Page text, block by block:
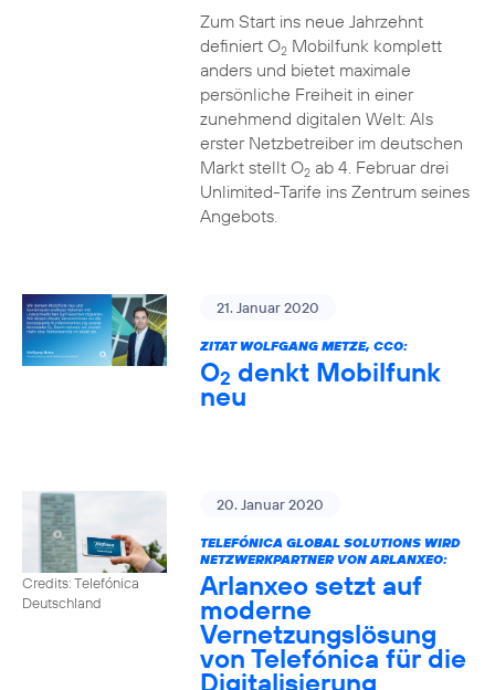
Zum Start ins neue Jahrzehnt
definiert O2Mobilfunk komplett
anders und bietet maximale
persönliche Freiheit in einer
zunehmend digitalen Welt: Als
erster Netzbetreiber im deutschen
Markt stellt O2ab 4. Februar drei
Unlimited-Tarife ins Zentrum seines
Angebots.
21. Januar 2020
ZITAT WOLFGANG METZE, CCO:
O2 denkt Mobilfunk
neu
Credits: Telefónica
Deutschland
20. Januar 2020
TELEFÓNICA GLOBAL SOLUTIONS WIRD
NETZWERKPARTNER VON ARLANXEO:
Arlanxeo setzt auf
moderne
Vernetzungslösung
von Telefónica für die
Digitalisierung